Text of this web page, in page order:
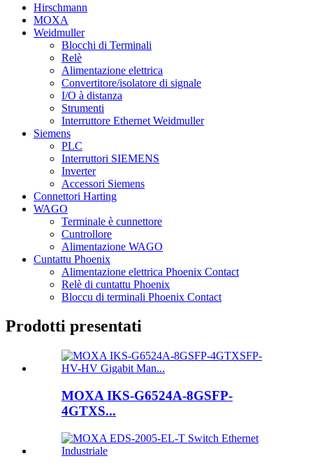
Hirschmann
MOXA
Weidmuller
Blocchi di Terminali
Relè
Alimentazione elettrica
Convertitore/isolatore di signale
I/O à distanza
Strumenti
Interruttore Ethernet Weidmuller
Siemens
PLC
Interruttori SIEMENS
Inverter
Accessori Siemens
Connettori Harting
WAGO
Terminale è cunnettore
Cuntrollore
Alimentazione WAGO
Cuntattu Phoenix
Alimentazione elettrica Phoenix Contact
Relè di cuntattu Phoenix
Bloccu di terminali Phoenix Contact
Prodotti presentati
MOXA IKS-G6524A-8GSFP-
4GTXS...